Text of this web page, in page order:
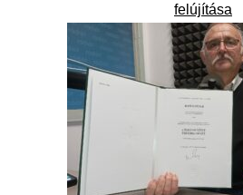
felújítása